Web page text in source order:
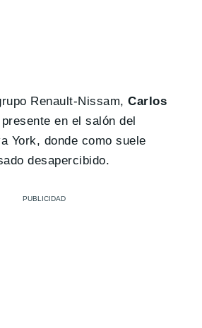
Renault-Nissam,Carlos
en el salón del
York, donde como suele
desapercibido.